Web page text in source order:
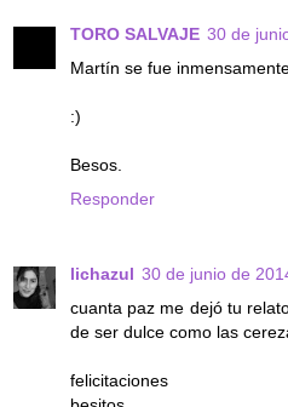
TORO SALVAJE 30 de
Martín se fue
:)
Besos.
Responder
lichazul 30 de junio de
cuanta paz me dejó tu
de ser dulce como las
felicitaciones